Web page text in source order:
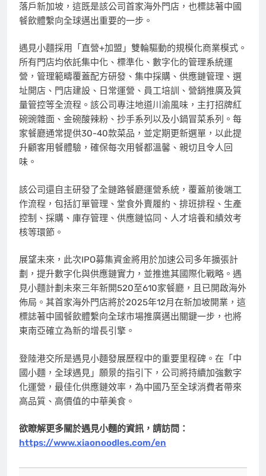
落戶新加坡，這既是該公司首家海外門店，也標誌著中國
餐飲體繫向全球邁出重要的一步 。
遇見小麵採用「直營+加盟」雙輪驅動的規模化商業模式。
所有門店均依託集中化、標準化、數字化的管理系統運
營，管理範疇覆蓋配方研發、集中採購、供應鏈管理、選
址開店、門店建設、日常運營、員工培訓、營銷推廣及質
量管控等全流程。該公司專注地道川渝風味，主打招牌紅
碗豌雜面、金碗酸辣粉、抄手系列以及小鍋冒菜系列。每
家餐廳通常提供30-40款菜品，並定期更新選單，以此提
升顧客用餐體驗，確保每次用餐都溫馨、親切且令人回
味。
該公司還自主研發了全鏈路餐廳運營系統，覆蓋前後端工
作流程，包括訂單管理、堂食外賣履約、排班排程、生產
控制、採購、庫存管理、供應鏈協同、人才培養和績效考
核等環節。
展望未來，此次IPO募集資金將用於加速公司多年擴張計
劃，提升數字化與供應鏈實力，並推進其國際化戰略。 遇
見小麵計劃未來三年新開520至610家餐廳，且已開啟海外
佈局。其首家海外門店將於2025年12月在新加坡開業，這
標誌著中國餐飲體繫向全球市場推廣邁出關鍵一步，也將
東南亞確立為新的增長引擎。
登陸港交所是遇見小麵發展歷程中的重要里程碑。在「 中
國小麵，全球遇見 」願景的指引下，公司將持續加強數字
化運營，最佳化供應鏈效率，為中國乃至全球消費者帶來
高品質、高價值的中華美食。
欲瞭解更多關於遇見小麵的資訊，請訪問：
https://www.xiaonoodles.com/en